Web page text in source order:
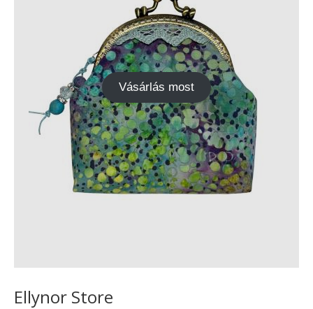
Vásárlás most
Ellynor Store